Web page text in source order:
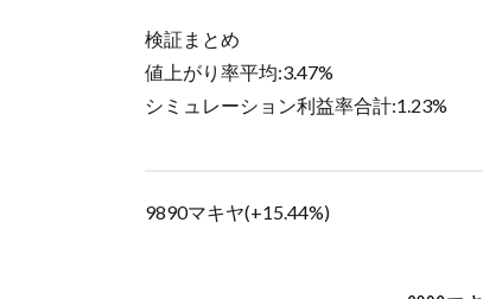
検証まとめ
値上がり率平均:3.47%
シミュレーション利益率合計:1.23%
9890マキヤ(+15.44%)